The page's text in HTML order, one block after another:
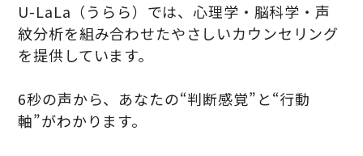
U-LaLa（うらら）では、心理学・脳科学・声
紋分析を組み合わせたやさしいカウンセリング
を提供しています。
6秒の声から、あなたの“判断感覚”と“行動
軸”がわかります。